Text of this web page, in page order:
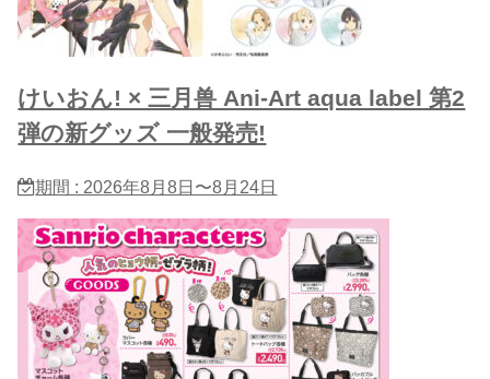
けいおん! × 三月兽 Ani-Art aqua label 第2
弾の新グッズ 一般発売!
期間 : 2026年8月8日〜8月24日